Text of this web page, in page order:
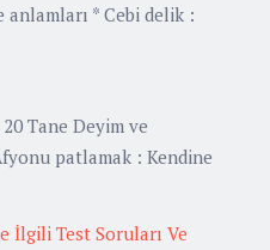
anlamları * Cebi delik :
Tane Deyim ve
patlamak : Kendine
İlgili Test Soruları Ve